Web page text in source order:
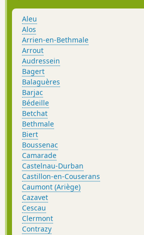
Aleu
Alos
Arrien-en-Bethmale
Arrout
Audressein
Bagert
Balaguères
Barjac
Bédeille
Betchat
Bethmale
Biert
Boussenac
Camarade
Castelnau-Durban
Castillon-en-Couserans
Caumont (Ariège)
Cazavet
Cescau
Clermont
Contrazy